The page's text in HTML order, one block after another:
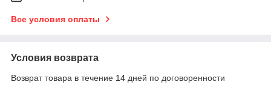
Все условия оплаты
Условия возврата
Возврат товара в течение 14 дней по договоренности